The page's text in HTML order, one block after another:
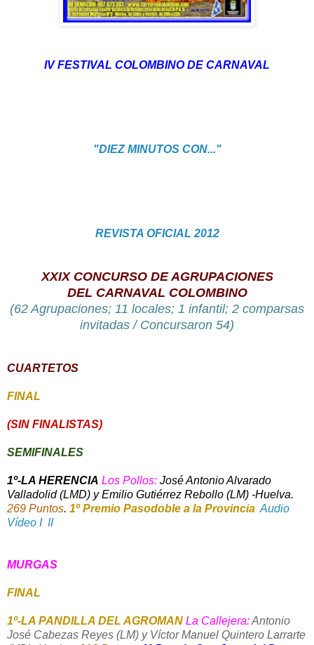
IV FESTIVAL COLOMBINO DE CARNAVAL
"DIEZ MINUTOS CON..."
REVISTA OFICIAL 2012
XXIX CONCURSO DE AGRUPACIONES
DEL CARNAVAL COLOMBINO
(62 Agrupaciones; 11 locales; 1 infantil; 2 comparsas
invitadas / Concursaron 54)
CUARTETOS
FINAL
(SIN FINALISTAS)
SEMIFINALES
1º-LA HERENCIA Los Pollos: José Antonio Alvarado
Valladolid (LMD) y Emilio Gutiérrez Rebollo (LM) -Huelva.
269 Puntos. 1º Premio Pasodoble a la Provincia Audio
Vídeo I II
MURGAS
FINAL
1º-LA PANDILLA DEL AGROMAN La Callejera:Antonio
José Cabezas Reyes (LM) y Víctor Manuel Quintero Larrarte